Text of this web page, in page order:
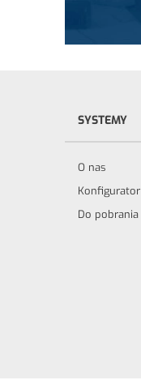
SYSTEMY
O nas
Konfigurator
Do pobrania